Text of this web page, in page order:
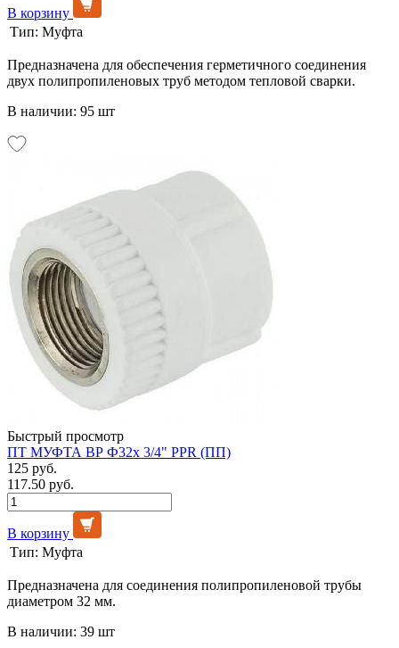
В корзину
Тип: Муфта
Предназначена для обеспечения герметичного соединения
двух полипропиленовых труб методом тепловой сварки.
В наличии: 95 шт
Быстрый просмотр
ПТ МУФТА ВР Ф32х 3/4" PPR (ПП)
125 руб.
117.50 руб.
В корзину
Тип: Муфта
Предназначена для соединения полипропиленовой трубы
диаметром 32 мм.
В наличии: 39 шт